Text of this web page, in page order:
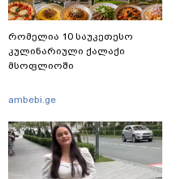
რომელია 10 საუკეთესო
კულინარიული ქალაქი
მსოფლიოში
ambebi.ge